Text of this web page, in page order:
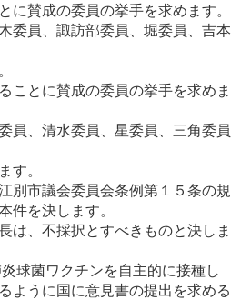
に賛成の委員の挙手を求めます。
委員、諏訪部委員、堀委員、吉本
ことに賛成の委員の挙手を求めま
員、清水委員、星委員、三角委員
す。
別市議会委員会条例第１５条の規
件を決します。
は、不採択とすべきものと決しま
球菌ワクチンを自主的に接種し
ように国に意見書の提出を求める